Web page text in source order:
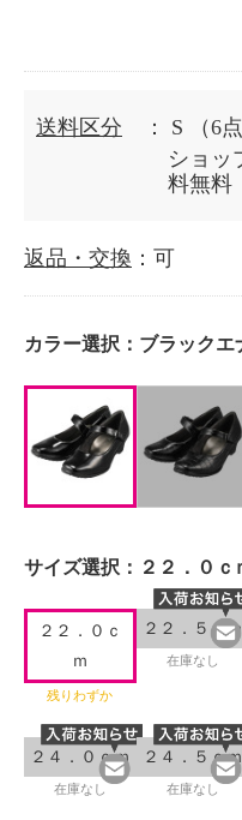
送料区分 ： S
（6
ショッ
料無料
返品・交換 ：可
カラー選択： ブラックエ
サイズ選択： ２２．０ｃ
２２．０ｃ
ｍ
残りわずか
２２．５ｃｍ
在庫なし
２４．０ｃｍ
在庫なし
２４．５ｃｍ
在庫なし